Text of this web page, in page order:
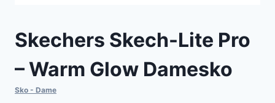
Skechers Skech-Lite Pro
– Warm Glow Damesko
Sko - Dame